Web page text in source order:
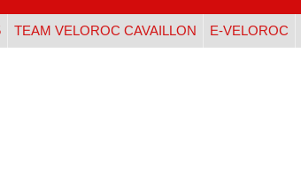
TEAM VELOROC CAVAILLON E-VELOROC